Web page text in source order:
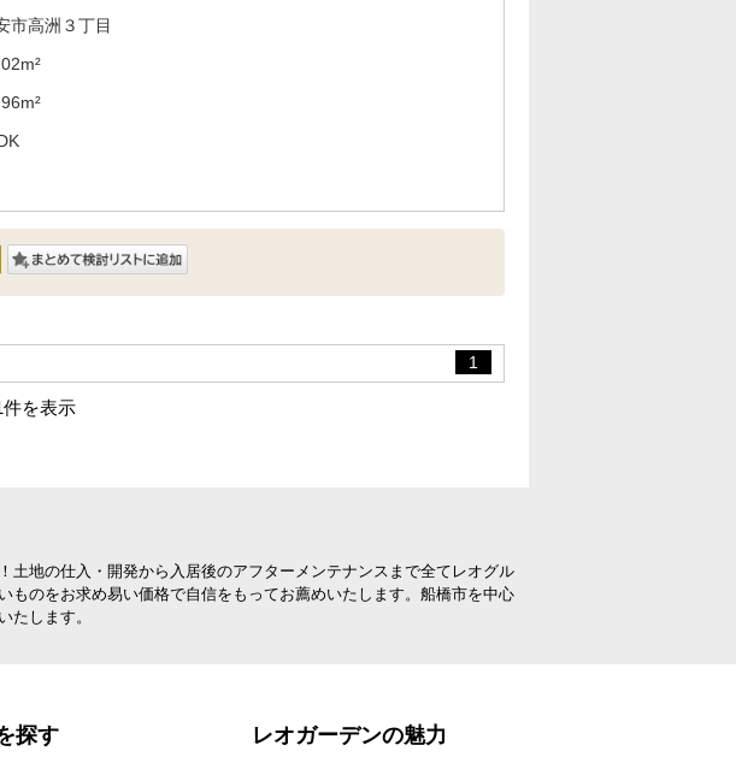
市高洲３丁目
1
を表示
地の仕入・開発から入居後のアフターメンテナンスまで全てレオグル
のをお求め易い価格で自信をもってお薦めいたします。船橋市を中心
たします。
探す レオガーデンの魅力